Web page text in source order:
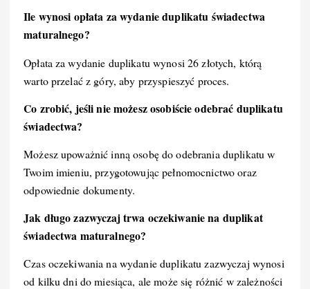
Ile wynosi opłata za wydanie duplikatu świadectwa
maturalnego?
Opłata za wydanie duplikatu wynosi 26 złotych, którą
warto przelać z góry, aby przyspieszyć proces.
Co zrobić, jeśli nie możesz osobiście odebrać duplikatu
świadectwa?
Możesz upoważnić inną osobę do odebrania duplikatu w
Twoim imieniu, przygotowując pełnomocnictwo oraz
odpowiednie dokumenty.
Jak długo zazwyczaj trwa oczekiwanie na duplikat
świadectwa maturalnego?
Czas oczekiwania na wydanie duplikatu zazwyczaj wynosi
od kilku dni do miesiąca, ale może się różnić w zależności